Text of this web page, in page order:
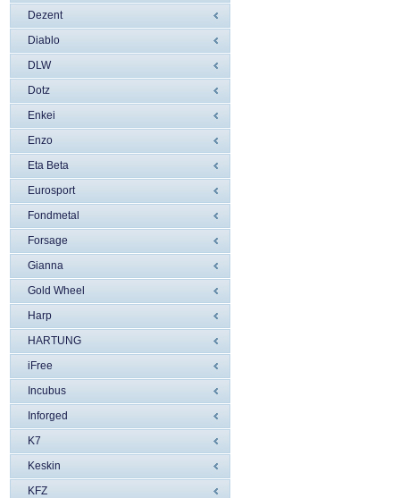
Dezent
Diablo
DLW
Dotz
Enkei
Enzo
Eta Beta
Eurosport
Fondmetal
Forsage
Gianna
Gold Wheel
Harp
HARTUNG
iFree
Incubus
Inforged
K7
Keskin
KFZ